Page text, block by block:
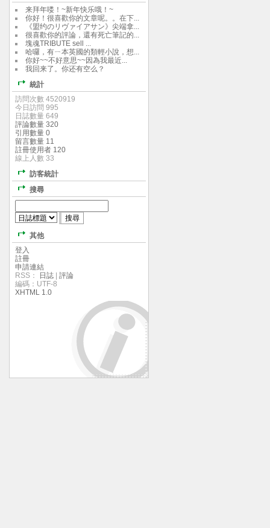
来拜年喽！~新年快乐哦！~
你好！很喜歡你的文章呢。。在下...
《盟约のリヴァイアサン》尖端拿...
很喜歡你的評論，還有死亡筆記的...
塊魂TRIBUTE sell ...
哈囉，有ㄧ本英國的類輕小說，想...
你好~~不好意思~~因為我最近...
我回来了。你还有空么？
統計
訪問次數 4520919
今日訪問 995
日誌數量 649
評論數量 320
引用數量 0
留言數量 11
註冊使用者 120
線上人數 33
訪客統計
搜尋
其他
登入
註冊
申請連結
RSS：
日誌
評論
編碼：UTF-8
XHTML 1.0